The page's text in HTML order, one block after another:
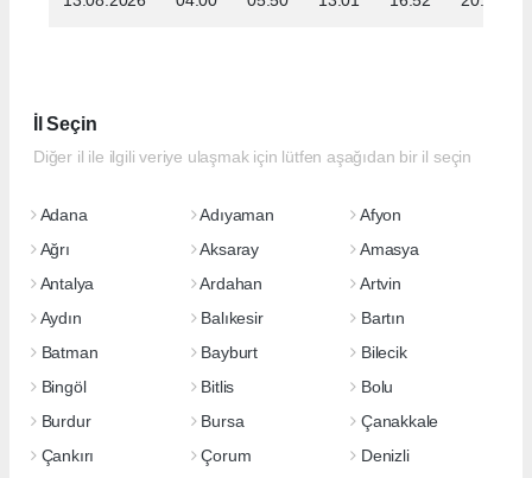
İl Seçin
Diğer il ile ilgili veriye ulaşmak için lütfen aşağıdan bir il seçin
Adana Adıyaman
Afyon
Ağrı
Aksaray
Amasya
Antalya
Ardahan
Artvin
Aydın
Balıkesir
Bartın
Batman
Bayburt
Bilecik
Bingöl
Bitlis
Bolu
Burdur
Bursa
Çanakkale
Çankırı
Çorum
Denizli